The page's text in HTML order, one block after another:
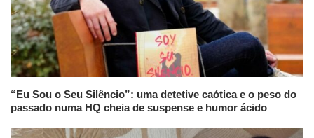
“Eu Sou o Seu Silêncio”: uma detetive caótica e o peso do
passado numa HQ cheia de suspense e humor ácido